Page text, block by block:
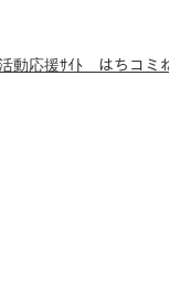
動応援ｻｲﾄ はちコミ